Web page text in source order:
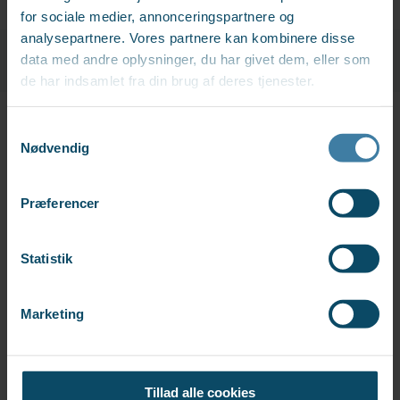
for sociale medier, annonceringspartnere og
analysepartnere. Vores partnere kan kombinere disse
data med andre oplysninger, du har givet dem, eller som
de har indsamlet fra din brug af deres tjenester.
Nødvendig
Præferencer
Statistik
Marketing
Tillad alle cookies
WÖRTER, DIE SIE KENNEN
SOLLTEN